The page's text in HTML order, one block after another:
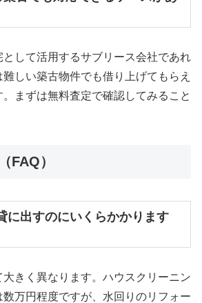
として活用するサブリース会社であれ
しい築古物件でも借り上げてもらえ
まずは無料査定で確認してみること
FAQ）
に出すのにいくらかかります
きく異なります。ハウスクリーニン
万円程度ですが、水回りのリフォー